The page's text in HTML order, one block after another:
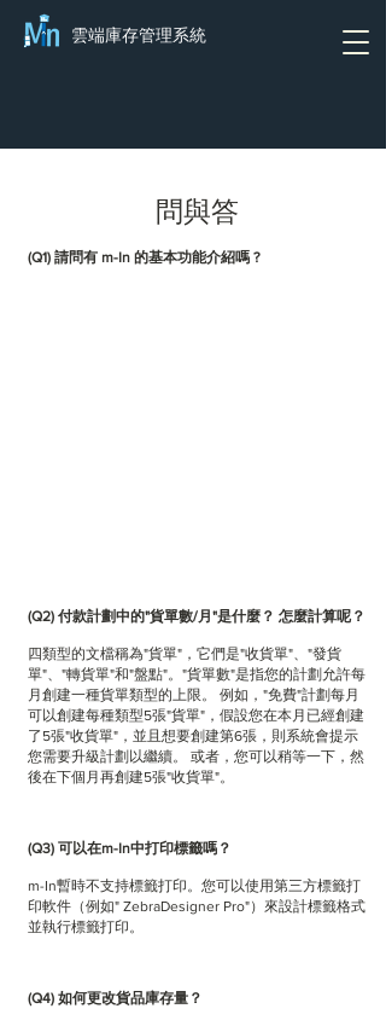
雲端庫存管理系統
​問與答
(Q1) 請問有 m-In 的基本功能介紹嗎 ?
(Q2) 付款計劃中的"貨單數/月"是什麼？ 怎麼計算呢？
四類型的文檔稱為"貨單"，它們是"收貨單"、"發貨
單"、"轉貨單"和"盤點"。"貨單數"是指您的計劃允許每
月創建一種貨單類型的上限。 例如，"免費"計劃每月
可以創建每種類型5張"貨單"，假設您在本月已經創建
了5張"收貨單"，並且想要創建第6張，則系統會提示
您需要升級計劃以繼續。 或者，您可以稍等一下，然
後在下個月再創建5張"收貨單"。
(Q3) 可以在m-In中打印標籤嗎？
m-In暫時不支持標籤打印。您可以使用第三方標籤打
印軟件（例如" ZebraDesigner Pro"）來設計標籤格式
並執行標籤打印。
(Q4) 如何更改貨品庫存量？